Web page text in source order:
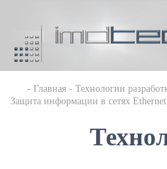
Главная
Технологии
Защита информации в сетях